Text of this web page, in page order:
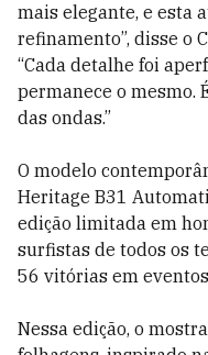
mais elegante, e esta
refinamento”, disse o
“Cada detalhe foi
permanece o mesmo.
das ondas.”
O modelo
Heritage B31
edição limitada em
surfistas de todos os
56 vitórias em
Nessa edição, o